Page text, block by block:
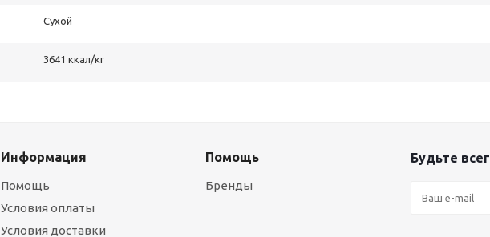
Сухой
3641 ккал/кг
Информация
Помощь
Условия оплаты
Условия доставки
Помощь
Бренды
Будьте